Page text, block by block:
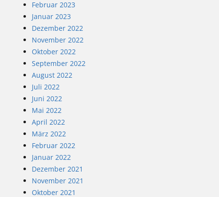
Februar 2023
Januar 2023
Dezember 2022
November 2022
Oktober 2022
September 2022
August 2022
Juli 2022
Juni 2022
Mai 2022
April 2022
März 2022
Februar 2022
Januar 2022
Dezember 2021
November 2021
Oktober 2021